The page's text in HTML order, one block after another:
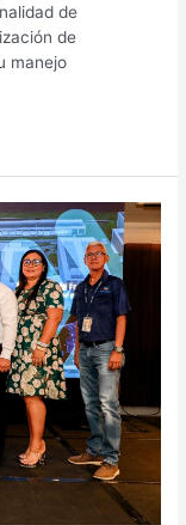
de
de
manejo